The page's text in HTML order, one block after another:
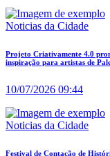
Noticias da Cidade
Projeto Criativamente 4.0
inspiração para artistas de
10/07/2026 09:44
Noticias da Cidade
Festival de Contação de